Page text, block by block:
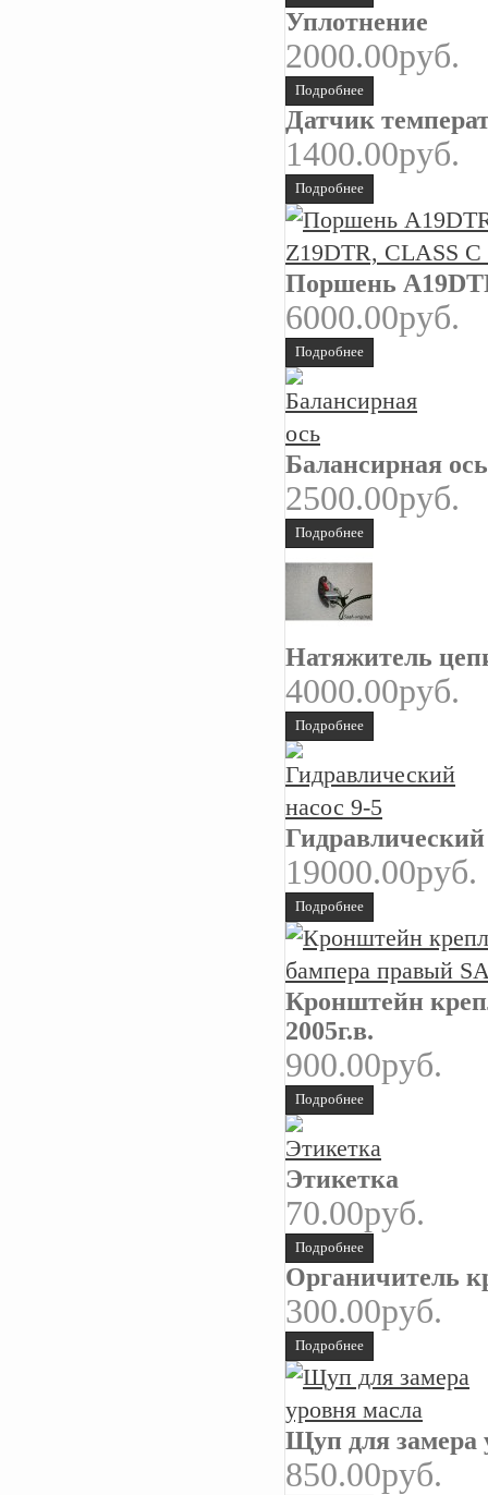
Уплотнение
2000.00руб.
Подробнее
Датчик
1400.00руб.
Подробнее
Поршень
6000.00руб.
Подробнее
Балансирная ось
2500.00руб.
Подробнее
Натяжитель
4000.00руб.
Подробнее
Гидравлический
19000.00руб.
Подробнее
Кронштейн
2005г.в.
900.00руб.
Подробнее
Этикетка
70.00руб.
Подробнее
Органичитель
300.00руб.
Подробнее
Щуп для замера
850.00руб.